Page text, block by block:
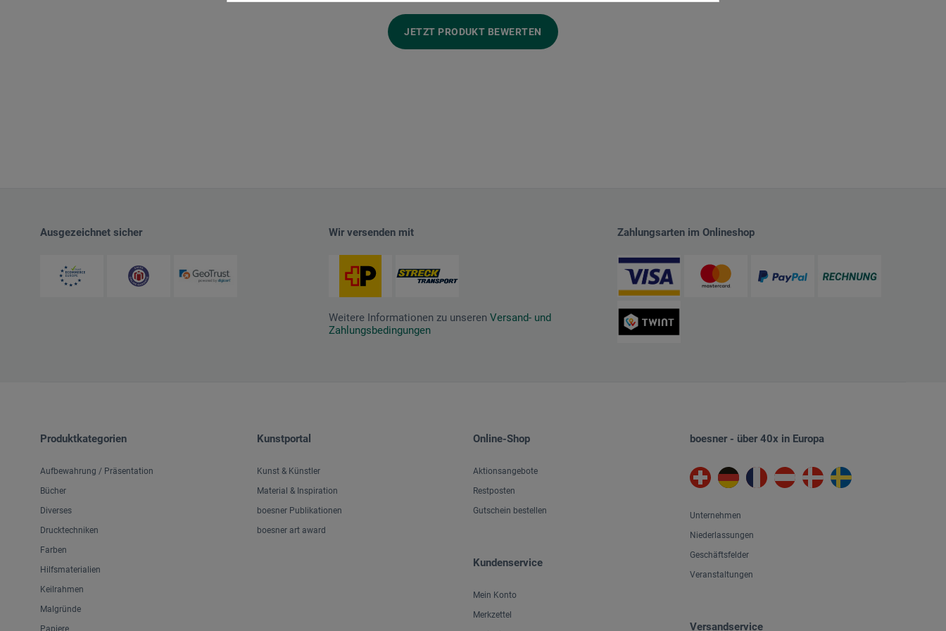
JETZT PRODUKT BEWERTEN
Ausgezeichnet sicher Wir versenden mit
Weitere Informationen zu unseren Versand- und
Zahlungsbedingungen
Zahlungsarten im Onlineshop
Produktkategorien
Aufbewahrung / Präsentation
Bücher
Diverses
Drucktechniken
Farben
Hilfsmaterialien
Keilrahmen
Malgründe
Papiere
Kunstportal
Kunst & Künstler
Material & Inspiration
boesner Publikationen
boesner art award
Online-Shop
Aktionsangebote
Restposten
Gutschein bestellen
Kundenservice
Mein Konto
Merkzettel
boesner - über 40x in Europa
Unternehmen
Niederlassungen
Geschäftsfelder
Veranstaltungen
Versandservice